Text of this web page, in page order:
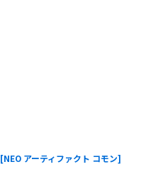
[NEO アーティファクト コモン]